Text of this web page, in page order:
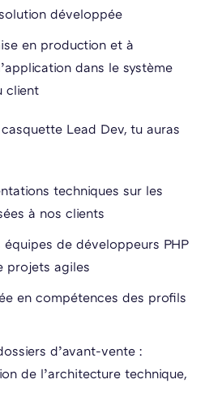
développée
en production et à
dans le système
client
Lead Dev, tu auras
techniques sur les
à nos clients
de développeurs PHP
projets agiles
en compétences des profils
d’avant-vente :
de l’architecture technique,